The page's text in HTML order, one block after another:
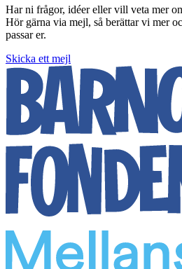
Har ni frågor, idéer eller vill veta mer
Hör gärna via mejl, så berättar vi mer
passar er.
Skicka ett mejl